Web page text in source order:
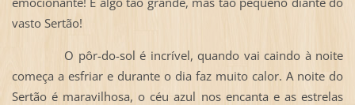
vasto Sertão!
O pôr-do-sol é incrível, quando vai caindo à noite
começa a esfriar e durante o dia faz muito calor. A noite do
Sertão é maravilhosa, o céu azul nos encanta e as estrelas